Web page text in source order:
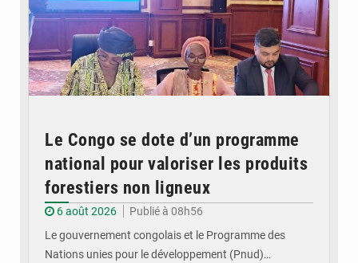
Le Congo se dote d’un programme
national pour valoriser les produits
forestiers non ligneux
6 août 2026
Publié à 08h56
Le gouvernement congolais et le Programme des
Nations unies pour le développement (Pnud)…